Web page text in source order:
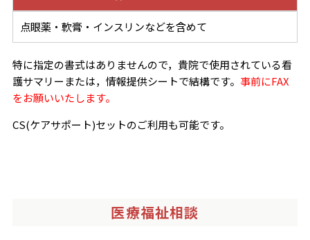
点眼薬・軟膏・インスリンなどを含めて
特に指定の書式はありませんので，貴院で使用されている看
護サマリーまたは，情報提供シートで結構です。 事前にFAX
をお願いいたします。
CS(ケアサポート)セットのご利用も可能です。
医療福祉相談